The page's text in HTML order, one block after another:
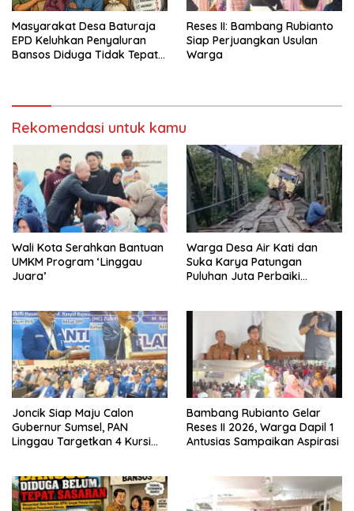
Masyarakat Desa Baturaja
EPD Keluhkan Penyaluran
Bansos Diduga Tidak Tepat
Reses II: Bambang Rubianto
Siap Perjuangkan Usulan
Warga
Rekomendasi untuk kamu
Wali Kota Serahkan Bantuan
UMKM Program ‘Linggau
Juara’
Warga Desa Air Kati dan
Suka Karya Patungan
Puluhan Juta Perbaiki
Joncik Siap Maju Calon
Gubernur Sumsel, PAN
Linggau Targetkan 4 Kursi
Bambang Rubianto Gelar
Reses II 2026, Warga Dapil 1
Antusias Sampaikan Aspirasi